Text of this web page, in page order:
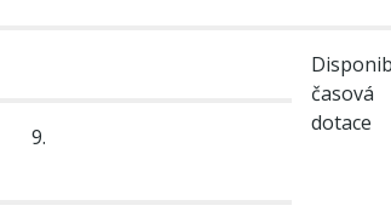
časová
dotace
9.